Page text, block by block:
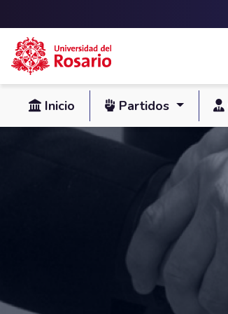
Pasar al contenido principal
Inicio Partidos